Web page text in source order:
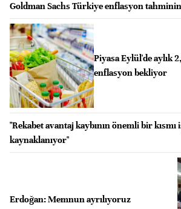
Goldman Sachs Türkiye enflasyon
Piyasa Eylül'de aylık
enflasyon bekliyor
"Rekabet avantaj kaybının önemli bir
kaynaklanıyor"
Erdoğan: Memnun ayrılıyoruz